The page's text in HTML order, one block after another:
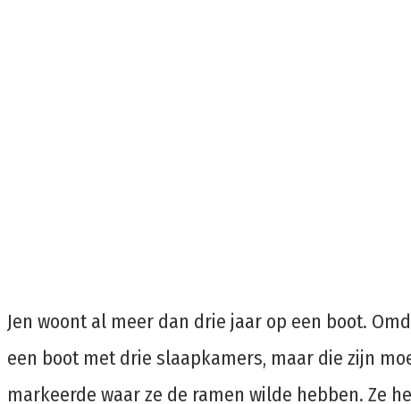
Jen woont al meer dan drie jaar op een boot.
een boot met drie slaapkamers, maar die zijn
markeerde waar ze de ramen wilde hebben. Ze